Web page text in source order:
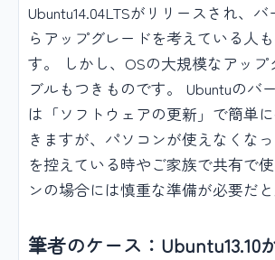
Ubuntu14.04LTSがリリースされ、バ
らアップグレードを考えている人
す。 しかし、OSの大規模なアップ
ブルもつきものです。 Ubuntuのバ
は「ソフトウェアの更新」で簡単
きますが、パソコンが使えなくな
を控えている時やご家族で共有で
ンの場合には慎重な準備が必要だと
筆者のケース：Ubuntu13.10